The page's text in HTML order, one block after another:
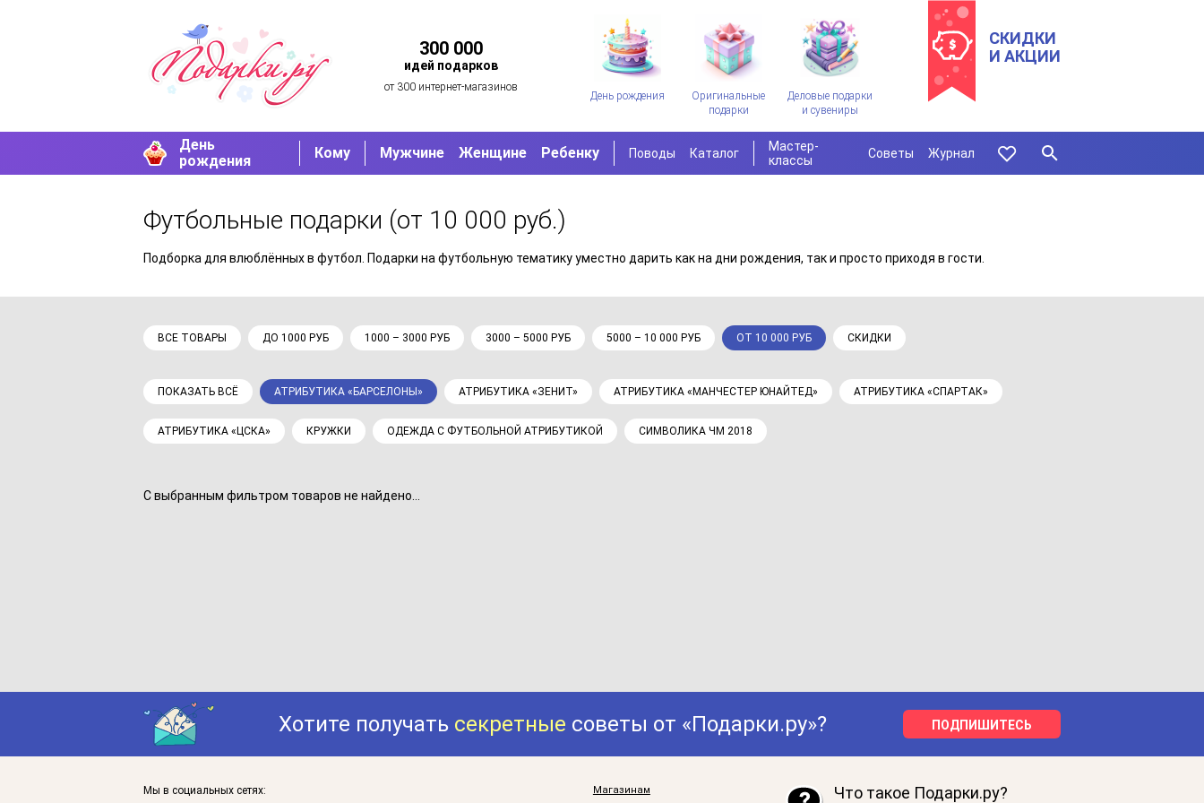
300 000
идей подарков
от 300 интернет-магазинов
День рождения
Оригинальные
подарки
Деловые подарки
и сувениры
СКИДКИ
И АКЦИИ
День
рождения
Кому Мужчине Женщине Ребенку Поводы Каталог
Мастер-
классы
Советы Журнал
Футбольные подарки (от 10 000 руб.)
Подборка для влюблённых в футбол. Подарки на футбольную тематику уместно дарить как на дни рождения, так и просто приходя в гости.
ВСЕ ТОВАРЫ ДО 1000 РУБ 1000 – 3000 РУБ 3000 – 5000 РУБ 5000 – 10 000 РУБ ОТ 10 000 РУБ СКИДКИ
ПОКАЗАТЬ ВСЁ АТРИБУТИКА «БАРСЕЛОНЫ» АТРИБУТИКА «ЗЕНИТ» АТРИБУТИКА «МАНЧЕСТЕР ЮНАЙТЕД» АТРИБУТИКА «СПАРТАК»
АТРИБУТИКА «ЦСКА» КРУЖКИ ОДЕЖДА С ФУТБОЛЬНОЙ АТРИБУТИКОЙ СИМВОЛИКА ЧМ 2018
С выбранным фильтром товаров не найдено...
Хотите получать секретные советы от «Подарки.ру»? ПОДПИШИТЕСЬ
Мы в социальных сетях: Магазинам Что такое Подарки.ру?